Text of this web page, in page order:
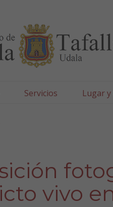
Servicios Lugar y
vivo